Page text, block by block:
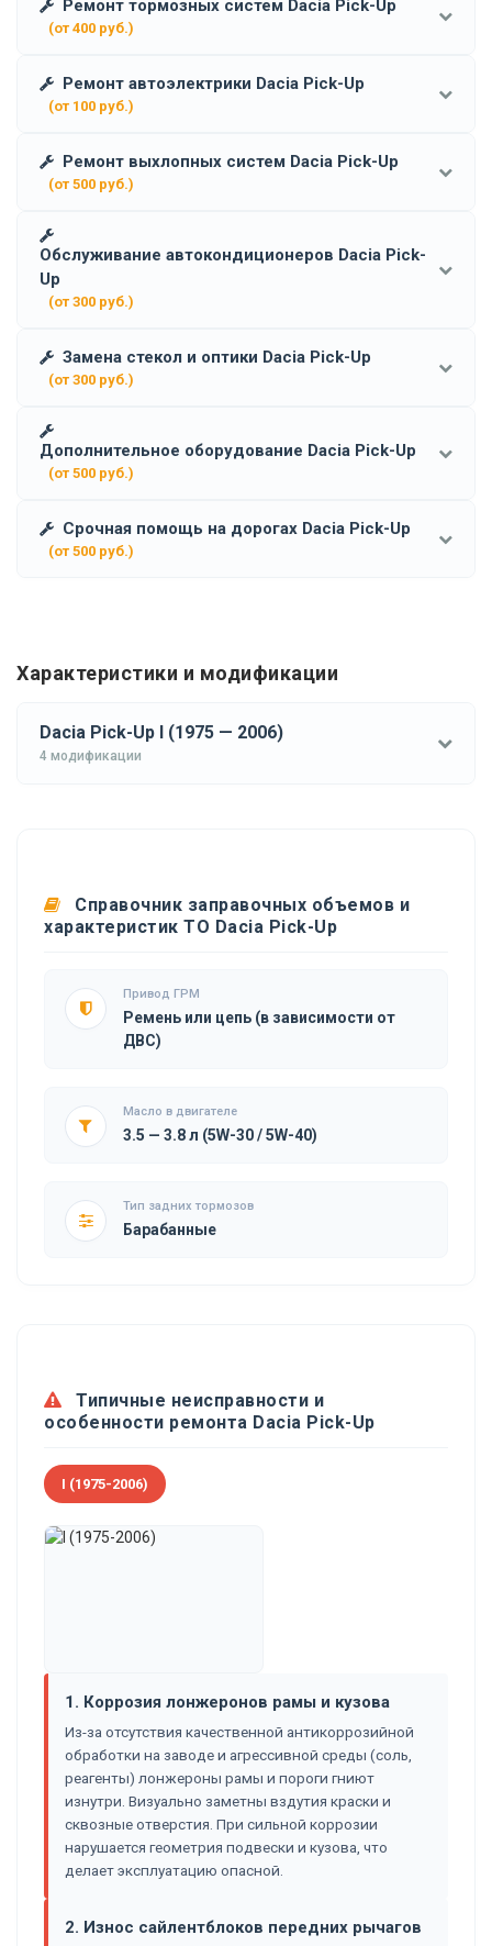
Ремонт тормозных систем Dacia Pick-Up
(от 400 руб.)
Ремонт автоэлектрики Dacia Pick-Up
(от 100 руб.)
Ремонт выхлопных систем Dacia Pick-Up
(от 500 руб.)
Обслуживание автокондиционеров Dacia Pick-
Up
(от 300 руб.)
Замена стекол и оптики Dacia Pick-Up
(от 300 руб.)
Дополнительное оборудование Dacia Pick-Up
(от 500 руб.)
Срочная помощь на дорогах Dacia Pick-Up
(от 500 руб.)
Характеристики и модификации
Dacia Pick-Up I (1975 — 2006)
4 модификации
Справочник заправочных объемов и
характеристик ТО Dacia Pick-Up
Привод ГРМ
Ремень или цепь (в зависимости от
ДВС)
Масло в двигателе
3.5 — 3.8 л (5W-30 / 5W-40)
Тип задних тормозов
Барабанные
Типичные неисправности и
особенности ремонта Dacia Pick-Up
I (1975-2006)
1. Коррозия лонжеронов рамы и кузова
Из-за отсутствия качественной антикоррозийной
обработки на заводе и агрессивной среды (соль,
реагенты) лонжероны рамы и пороги гниют
изнутри. Визуально заметны вздутия краски и
сквозные отверстия. При сильной коррозии
нарушается геометрия подвески и кузова, что
делает эксплуатацию опасной.
2. Износ сайлентблоков передних рычагов